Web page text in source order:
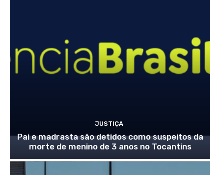
JUSTIÇA
Pai e madrasta são detidos como suspeitos da
morte de menino de 3 anos no Tocantins